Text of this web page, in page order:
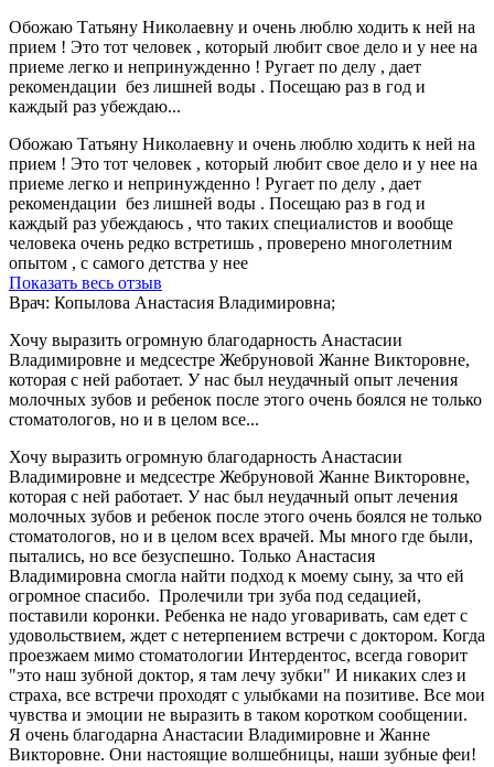
Обожаю Татьяну Николаевну и очень люблю ходить к ней на
прием ! Это тот человек , который любит свое дело и у нее на
приеме легко и непринужденно ! Ругает по делу , дает
рекомендации без лишней воды . Посещаю раз в год и
каждый раз убеждаю...
Обожаю Татьяну Николаевну и очень люблю ходить к ней на
прием ! Это тот человек , который любит свое дело и у нее на
приеме легко и непринужденно ! Ругает по делу , дает
рекомендации без лишней воды . Посещаю раз в год и
каждый раз убеждаюсь , что таких специалистов и вообще
человека очень редко встретишь , проверено многолетним
опытом , с самого детства у нее
Показать весь отзыв
Врач: Копылова Анастасия Владимировна;
Хочу выразить огромную благодарность Анастасии
Владимировне и медсестре Жебруновой Жанне Викторовне,
которая с ней работает. У нас был неудачный опыт лечения
молочных зубов и ребенок после этого очень боялся не только
стоматологов, но и в целом все...
Хочу выразить огромную благодарность Анастасии
Владимировне и медсестре Жебруновой Жанне Викторовне,
которая с ней работает. У нас был неудачный опыт лечения
молочных зубов и ребенок после этого очень боялся не только
стоматологов, но и в целом всех врачей. Мы много где были,
пытались, но все безуспешно. Только Анастасия
Владимировна смогла найти подход к моему сыну, за что ей
огромное спасибо. Пролечили три зуба под седацией,
поставили коронки. Ребенка не надо уговаривать, сам едет с
удовольствием, ждет с нетерпением встречи с доктором. Когда
проезжаем мимо стоматологии Интердентос, всегда говорит
"это наш зубной доктор, я там лечу зубки" И никаких слез и
страха, все встречи проходят с улыбками на позитиве. Все мои
чувства и эмоции не выразить в таком коротком сообщении.
Я очень благодарна Анастасии Владимировне и Жанне
Викторовне. Они настоящие волшебницы, наши зубные феи!